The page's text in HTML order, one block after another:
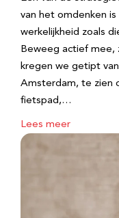
van het omdenken
werkelijkheid zoals
Beweeg actief mee,
kregen we getipt
Amsterdam, te zien
fietspad,…
Lees meer